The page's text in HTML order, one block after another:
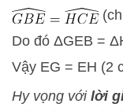
Do đó ΔGEB = Δ
Vậy EG = EH (2
Hy vọng với lời